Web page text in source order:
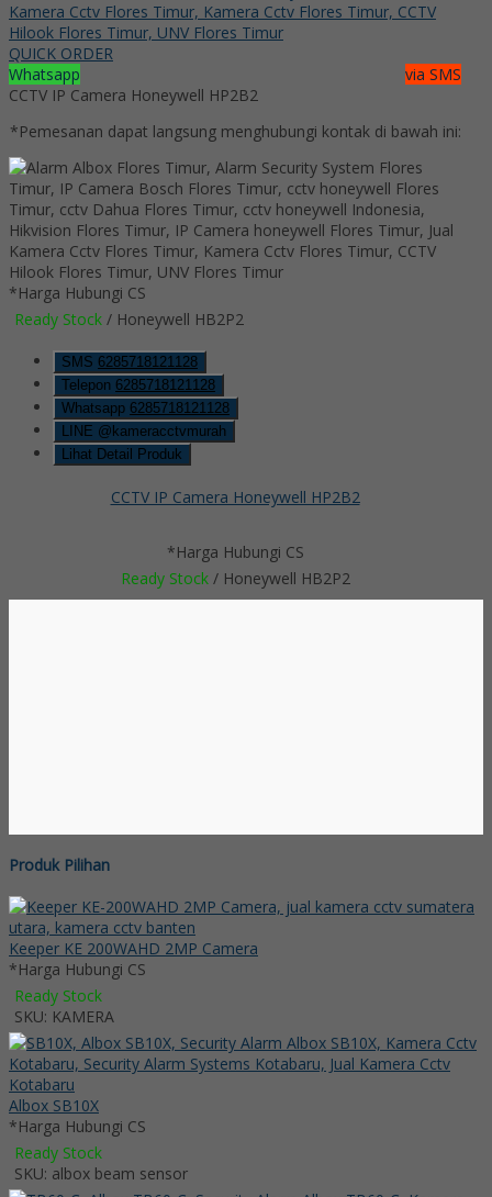
QUICK ORDER
Whatsapp
via SMS
CCTV IP Camera Honeywell HP2B2
*Pemesanan dapat langsung menghubungi kontak di bawah ini:
*Harga Hubungi CS
Ready Stock / Honeywell HB2P2
SMS 6285718121128
Telepon 6285718121128
Whatsapp 6285718121128
LINE @kameracctvmurah
Lihat Detail Produk
CCTV IP Camera Honeywell HP2B2
*Harga Hubungi CS
Ready Stock/ Honeywell HB2P2
Produk Pilihan
Keeper KE 200WAHD 2MP Camera
*Harga Hubungi CS
Ready Stock
SKU: KAMERA
Albox SB10X
*Harga Hubungi CS
Ready Stock
SKU: albox beam sensor